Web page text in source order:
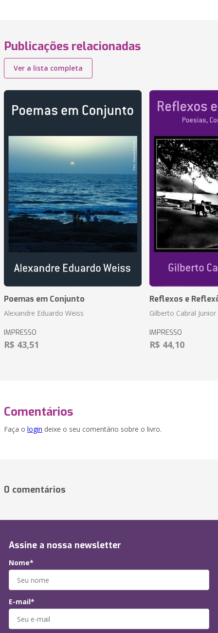
Publicações relacionadas
Ver a lista completa
Poemas em Conjunto
Alexandre Eduardo Weiss
IMPRESSO
R$ 43,51
Reflexos e
Gilberto Cabral Junior
IMPRESSO
R$ 44,10
Comentários
Faça o login deixe o seu comentário sobre o livro.
0 comentários
Assine a nossa newsletter
Nome*
E-mail*